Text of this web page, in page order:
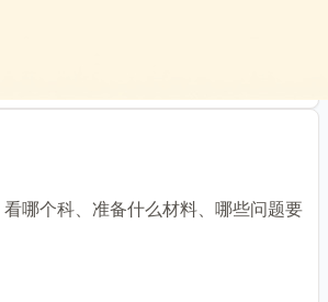
哪个科、准备什么材料、哪些问题要